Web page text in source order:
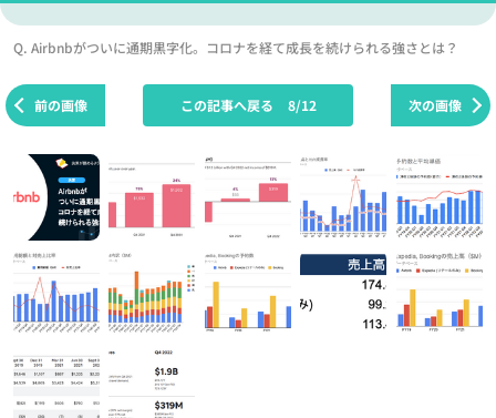
Q. Airbnbがついに通期黒字化。コロナを経て成長を続けられる強さとは？
前の画像 次の画像
この記事へ戻る 8/12